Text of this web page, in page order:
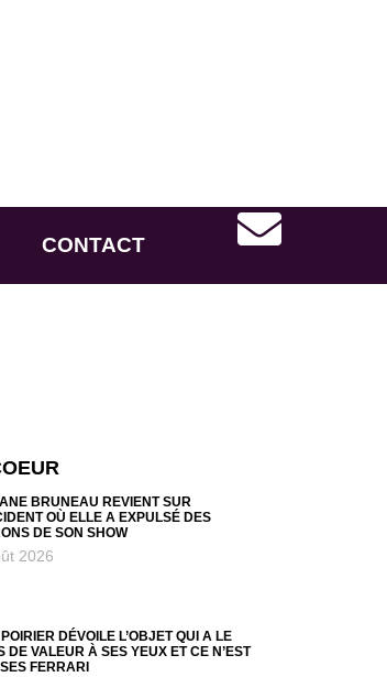
CONTACT
BRUNEAU REVIENT SUR
OÙ ELLE A EXPULSÉ DES
DE SON SHOW
2026
DÉVOILE L’OBJET QUI A LE
DE VALEUR À SES YEUX ET CE N’EST
FERRARI